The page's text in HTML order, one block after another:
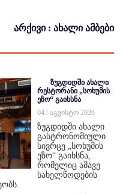
არქივი : ახალი ამბები
ზუგდიდში ახალი
რესტორანი „სოხუმის
ეზო“ გაიხსნა
04 / აგვისტო 2026
ზუგდიდში ახალი
გასტრონომიული
სივრცე „სოხუმის
ეზო“ გაიხსნა,
რომელიც ამავე
სახელწოდების